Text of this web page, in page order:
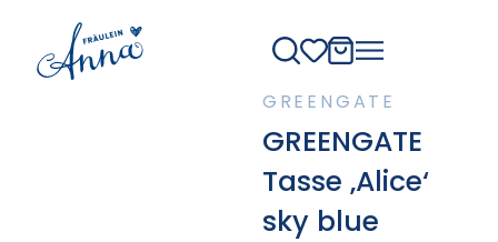
GREENGATE
GREENGATE
Tasse ‚Alice‘
sky blue